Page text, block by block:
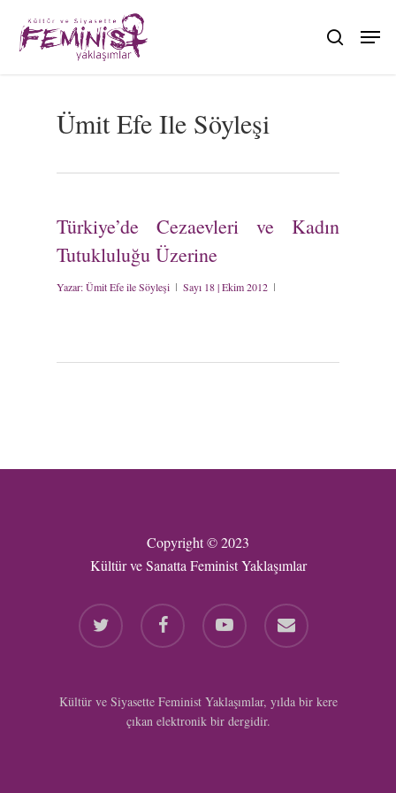
main
search
Ümit Efe Ile Söyleşi
Türkiye’de Cezaevleri ve Kadın
Tutukluluğu Üzerine
Yazar:Ümit Efe ile Söyleşi Sayı 18 | Ekim 2012
Copyright © 2023
Kültür ve Sanatta Feminist Yaklaşımlar
twitter facebook youtube email
Kültür ve Siyasette Feminist Yaklaşımlar, yılda bir kere
çıkan elektronik bir dergidir.